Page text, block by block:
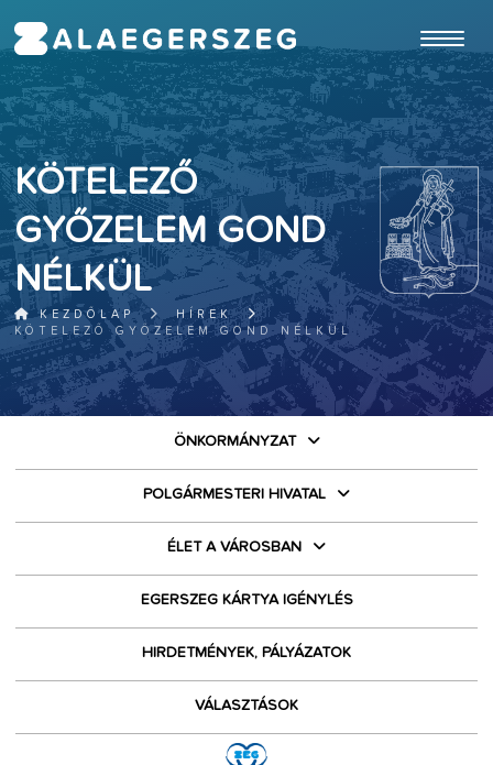
KÖTELEZŐ
GYŐZELEM GOND
NÉLKÜL
KEZDŐLAP
HÍREK
KÖTELEZŐ GYŐZELEM GOND NÉLKÜL
ÖNKORMÁNYZAT
POLGÁRMESTERI HIVATAL
ÉLET A VÁROSBAN
EGERSZEG KÁRTYA IGÉNYLÉS
HIRDETMÉNYEK, PÁLYÁZATOK
VÁLASZTÁSOK